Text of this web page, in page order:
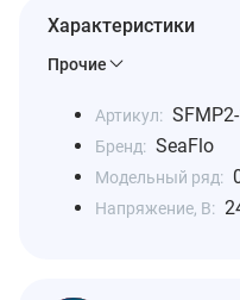
Характеристики
Прочие
Артикул:
Бренд: SeaFlo
Модельный ряд:
Напряжение, В: